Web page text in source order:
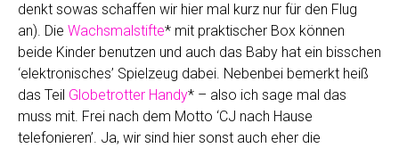
denkt sowas schaffen wir hier mal kurz nur für den Flug
an). Die Wachsmalstifte* mit praktischer Box können
beide Kinder benutzen und auch das Baby hat ein bisschen
‘elektronisches’ Spielzeug dabei. Nebenbei bemerkt heiß
das Teil Globetrotter Handy* – also ich sage mal das
muss mit. Frei nach dem Motto ‘CJ nach Hause
telefonieren’. Ja, wir sind hier sonst auch eher die